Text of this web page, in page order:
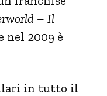
– Il
nel 2009 è
in tutto il